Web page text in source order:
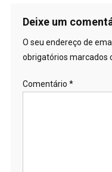
Deixe um
O seu endereço de
obrigatórios marcados
Comentário *